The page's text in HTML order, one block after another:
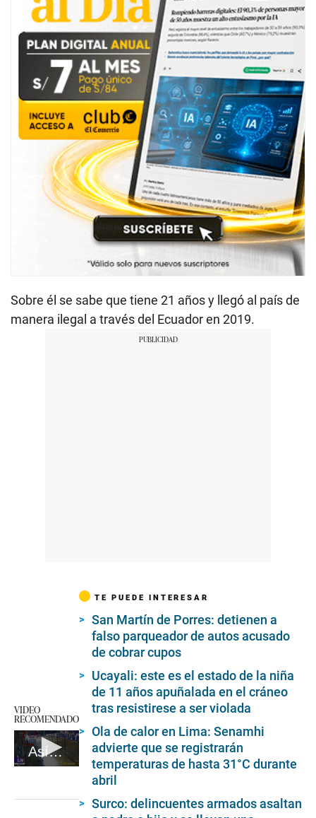
Sobre él se sabe que tiene 21 años y llegó al país de
manera ilegal a través del Ecuador en 2019.
VIDEO
RECOMENDADO
Así fue como huyó Sergio Tarache tras prender fuego a su expareja
TE PUEDE INTERESAR
San Martín de Porres: detienen a
falso parqueador de autos acusado
de cobrar cupos
Ucayali: este es el estado de la niña
de 11 años apuñalada en el cráneo
tras resistirese a ser violada
Ola de calor en Lima: Senamhi
advierte que se registrarán
temperaturas de hasta 31°C durante
abril
Surco: delincuentes armados asaltan